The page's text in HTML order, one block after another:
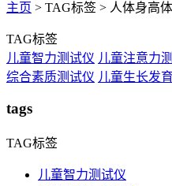
主页 > TAG标签 > 人体身高
TAG标签
儿童智力测试仪 儿童注意力
综合素质测试仪 儿童生长发
tags
TAG标签
儿童智力测试仪